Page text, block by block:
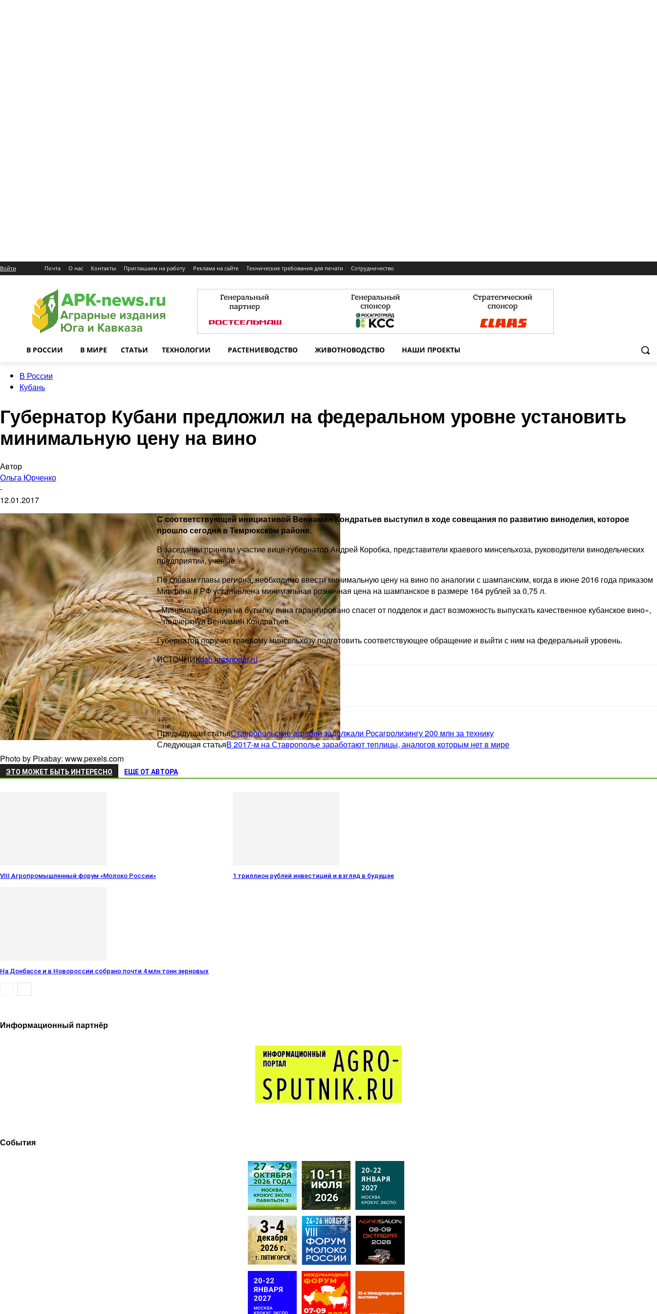
Войти Почта О нас Контакты Приглашаем на работу Реклама на сайте Технические требования для печати Сотрудничество
В РОССИИ В МИРЕ СТАТЬИ ТЕХНОЛОГИИ РАСТЕНИЕВОДСТВО ЖИВОТНОВОДСТВО НАШИ ПРОЕКТЫ
В России
Кубань
Губернатор Кубани предложил на федеральном уровне установить
минимальную цену на вино
Автор
Ольга Юрченко
-
12.01.2017
Photo by Pixabay: www.pexels.com
С соответствующей инициативой Вениамин Кондратьев выступил в ходе совещания по развитию виноделия, которое
прошло сегодня в Темрюкском районе.
В заседании приняли участие вице-губернатор Андрей Коробка, представители краевого минсельхоза, руководители винодельческих
предприятий, ученые.
По словам главы региона, необходимо ввести минимальную цену на вино по аналогии с шампанским, когда в июне 2016 года приказом
Минфина в РФ установлена минимальная розничная цена на шампанское в размере 164 рублей за 0,75 л.
«Минимальная цена на бутылку вина гарантировано спасет от подделок и даст возможность выпускать качественное кубанское вино»,
– подчеркнул Вениамин Кондратьев.
Губернатор поручил краевому минсельхозу подготовить соответствующее обращение и выйти с ним на федеральный уровень.
ИСТОЧНИКdsh.krasnodar.ru
Предыдущая статьяСтавропольские аграрии задолжали Росагролизингу 200 млн за технику
Следующая статьяВ 2017-м на Ставрополье заработают теплицы, аналогов которым нет в мире
ЭТО МОЖЕТ БЫТЬ ИНТЕРЕСНО ЕЩЕ ОТ АВТОРА
VIII Агропромышленный форум «Молоко России» 1 триллион рублей инвестиций и взгляд в будущее
На Донбассе и в Новороссии собрано почти 4 млн тонн зерновых
Информационный партнёр
События